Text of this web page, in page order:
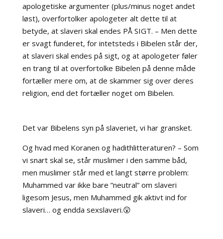
apologetiske argumenter (plus/minus noget andet
løst), overfortolker apologeter alt dette til at
betyde, at slaveri skal endes PÅ SIGT. – Men dette
er svagt funderet, for intetsteds i Bibelen står der,
at slaveri skal endes på sigt, og at apologeter føler
en trang til at overfortolke Bibelen på denne måde
fortæller mere om, at de skammer sig over deres
religion, end det fortæller noget om Bibelen.
Det var Bibelens syn på slaveriet, vi har gransket.
Og hvad med Koranen og hadithlitteraturen? – Som
vi snart skal se, står muslimer i den samme båd,
men muslimer står med et langt større problem:
Muhammed var ikke bare ”neutral” om slaveri
ligesom Jesus, men Muhammed gik aktivt ind for
slaveri… og endda sexslaveri.😲